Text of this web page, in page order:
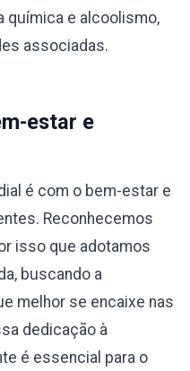
química e alcoolismo,
associadas.
estar e
é com o bem-estar e
Reconhecemos
isso que adotamos
buscando a
melhor se encaixe nas
dedicação à
é essencial para o